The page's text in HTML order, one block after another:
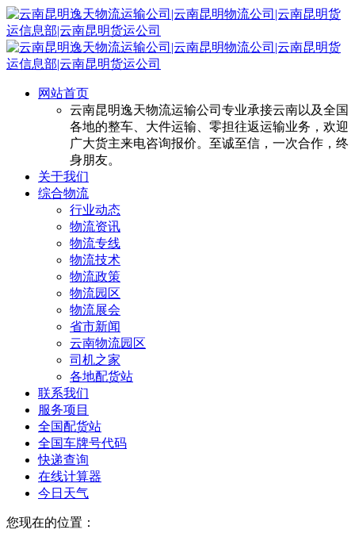
网站首页
云南昆明逸天物流运输公司专业承接云南以及全国
各地的整车、大件运输、零担往返运输业务，欢迎
广大货主来电咨询报价。至诚至信，一次合作，终
身朋友。
关于我们
综合物流
行业动态
物流资讯
物流专线
物流技术
物流政策
物流园区
物流展会
省市新闻
云南物流园区
司机之家
各地配货站
联系我们
服务项目
全国配货站
全国车牌号代码
快递查询
在线计算器
今日天气
您现在的位置：